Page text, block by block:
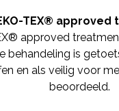
TEX®
approved
behandeling is
en als veilig voor
beoordeeld.